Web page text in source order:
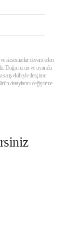
aksesuarlar devam eden
Doğru ürün ve uyumlu
satış ekibiyle iletişime
detaylarını değiştirme